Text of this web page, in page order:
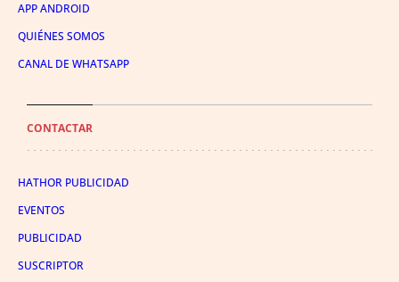
APP ANDROID
QUIÉNES SOMOS
CANAL DE WHATSAPP
CONTACTAR
HATHOR PUBLICIDAD
EVENTOS
PUBLICIDAD
SUSCRIPTOR